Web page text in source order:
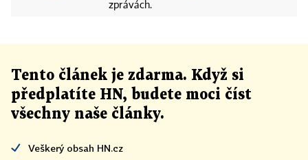
zprávách.
Tento článek je zdarma. Když si
předplatíte HN, budete moci číst
všechny naše články.
Veškerý obsah HN.cz